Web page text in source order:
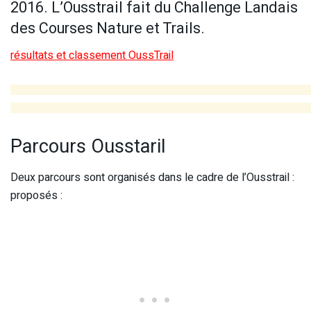
2016. L’Ousstrail fait du Challenge Landais
des Courses Nature et Trails.
résultats et classement OussTrail
Parcours Ousstaril
Deux parcours sont organisés dans le cadre de l’Ousstrail :
proposés :